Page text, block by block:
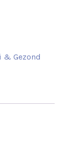
& Gezond